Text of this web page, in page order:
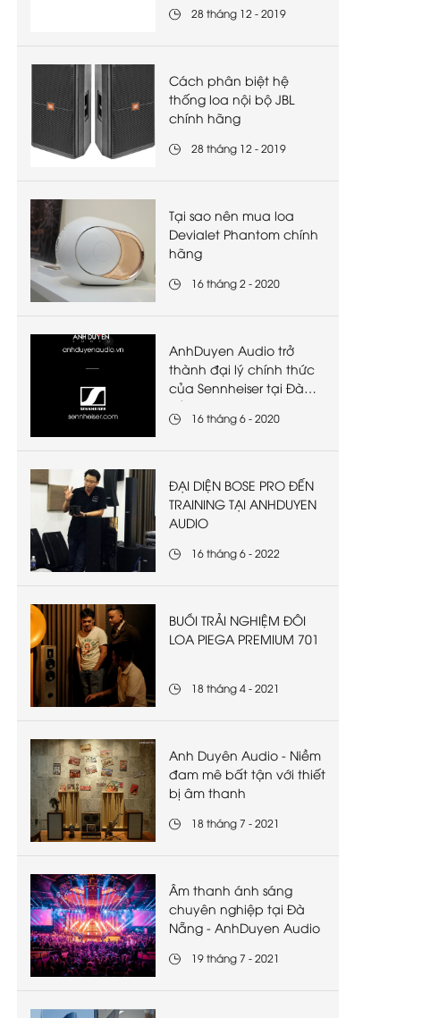
28 tháng 12 - 2019
Cách phân biệt hệ
thống loa nội bộ JBL
chính hãng
28 tháng 12 - 2019
Tại sao nên mua loa
Devialet Phantom chính
hãng
16 tháng 2 - 2020
AnhDuyen Audio trở
thành đại lý chính thức
của Sennheiser tại Đà
16 tháng 6 - 2020
ĐẠI DIỆN BOSE PRO ĐẾN
TRAINING TẠI ANHDUYEN
AUDIO
16 tháng 6 - 2022
BUỔI TRẢI NGHIỆM ĐÔI
LOA PIEGA PREMIUM 701
18 tháng 4 - 2021
Anh Duyên Audio - Niềm
đam mê bất tận với thiết
bị âm thanh
18 tháng 7 - 2021
Âm thanh ánh sáng
chuyên nghiệp tại Đà
Nẵng - AnhDuyen Audio
19 tháng 7 - 2021